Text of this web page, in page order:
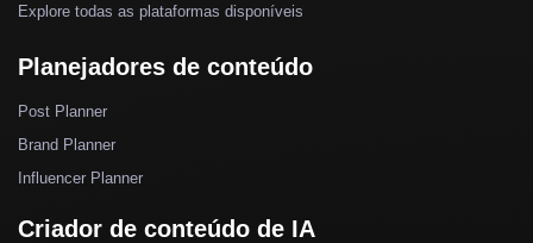
Explore todas as plataformas disponíveis
Planejadores de conteúdo
Post Planner
Brand Planner
Influencer Planner
Criador de conteúdo de IA